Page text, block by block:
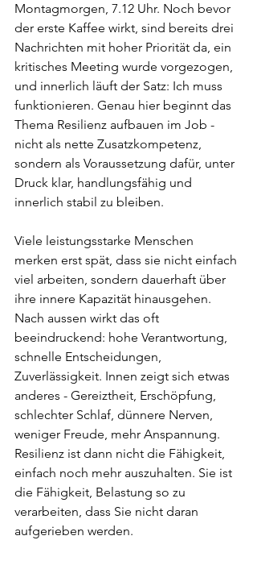
Montagmorgen, 7.12 Uhr. Noch bevor
der erste Kaffee wirkt, sind bereits drei
Nachrichten mit hoher Priorität da, ein
kritisches Meeting wurde vorgezogen,
und innerlich läuft der Satz: Ich muss
funktionieren. Genau hier beginnt das
Thema Resilienz aufbauen im Job -
nicht als nette Zusatzkompetenz,
sondern als Voraussetzung dafür, unter
Druck klar, handlungsfähig und
innerlich stabil zu bleiben.
Viele leistungsstarke Menschen
merken erst spät, dass sie nicht einfach
viel arbeiten, sondern dauerhaft über
ihre innere Kapazität hinausgehen.
Nach aussen wirkt das oft
beeindruckend: hohe Verantwortung,
schnelle Entscheidungen,
Zuverlässigkeit. Innen zeigt sich etwas
anderes - Gereiztheit, Erschöpfung,
schlechter Schlaf, dünnere Nerven,
weniger Freude, mehr Anspannung.
Resilienz ist dann nicht die Fähigkeit,
einfach noch mehr auszuhalten. Sie ist
die Fähigkeit, Belastung so zu
verarbeiten, dass Sie nicht daran
aufgerieben werden.